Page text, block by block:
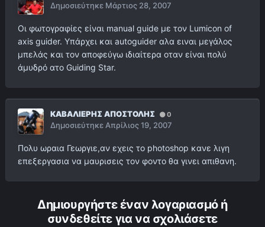
Δημοσιεύτηκε Μάρτιος 28, 2007
Οι φωτογραφίες είναι manual guide με τον Lumicon of
axis guider. Yπάρχει και autoguider αλα ειναι μεγάλος
μπελάς και τον αποφεύγω ιδιαίτερα οταν είναι πολύ
άμυδρό ατο Guiding Star.
ΚΑΒΑΛΙΕΡΗΣ ΑΠΟΣΤΟΛΗΣ 0
ΔημοσιεύτηκεΑπρίλιος 19, 2007
Πολυ ωραια Γεωργιε,αν εχεις το photoshop κανε λιγη
επεξεργασια να μαυρισεις τον φοντο θα γινει απιθανη.
Δημιουργήστε έναν λογαριασμό ή
συνδεθείτε για να σχολιάσετε